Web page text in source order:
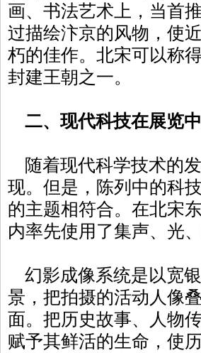
画、书法艺术上，当首
过描绘汴京的风物，使
朽的佳作。北宋可以称
封建王朝之一。
二、现代科技在展
随着现代科学技术的
现。但是，陈列中的科
的主题相符合。在北宋
内率先使用了集声、
幻影成像系统是以宽
景，把拍摄的活动人像
面。把历史故事、人物
赋予其鲜活的生命，使